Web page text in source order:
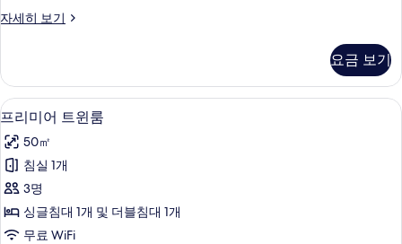
진
두
보
기
자세히 보기
디
윈
룸
자
히
보
기
요금 보기
프
리
미
어
트
윈
고급 침구, 객실 내 금고, 책상, 암막 커튼
4
프리미어 트윈룸
50㎡
침실 1개
3명
싱글침대 1개 및 더블침대 1개
무료 WiFi